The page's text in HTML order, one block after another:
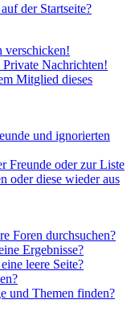
der Startseite?
verschicken!
Nachrichten!
Mitglied dieses
und ignorierten
Freunde oder zur Liste
oder diese wieder aus
Foren durchsuchen?
Ergebnisse?
leere Seite?
und Themen finden?